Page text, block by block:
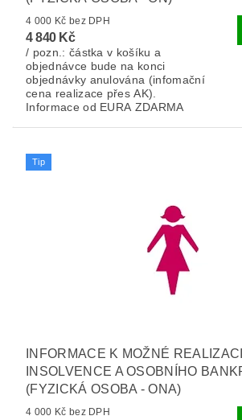
4 000 Kč bez DPH
4 840 Kč
/ pozn.: částka v košíku a
objednávce bude na konci
objednávky anulována (infomační
cena realizace přes AK).
Informace od EURA ZDARMA
Tip
INFORMACE K MOŽNÉ
INSOLVENCE A OSOBNÍHO
(FYZICKÁ OSOBA - ONA)
4 000 Kč bez DPH